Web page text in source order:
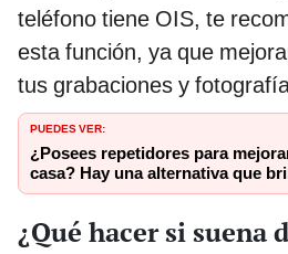
teléfono tiene OIS, te
esta función, ya que
tus grabaciones y
PUEDES VER:
¿Posees repetidores para
casa? Hay una alternativa que
¿Qué hacer si suena